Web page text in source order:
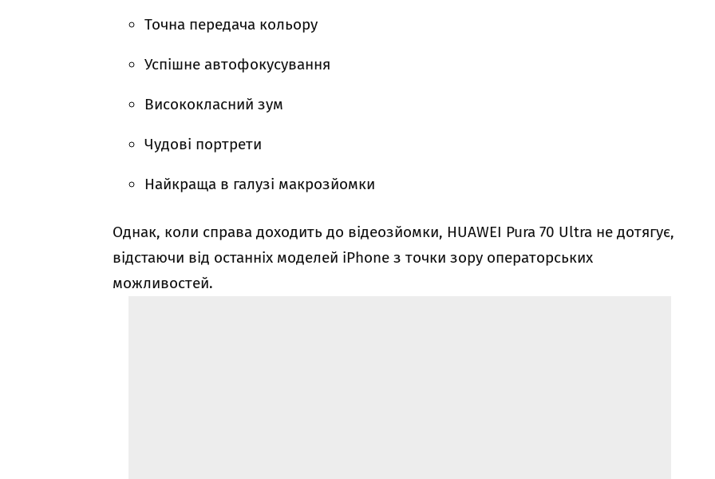
Точна передача кольору
Успішне автофокусування
Висококласний зум
Чудові портрети
Найкраща в галузі макрозйомки
Однак, коли справа доходить до відеозйомки, HUAWEI Pura 70 Ultra не дотягує,
відстаючи від останніх моделей iPhone з точки зору операторських
можливостей.